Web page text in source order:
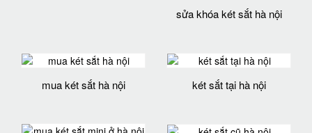
sửa khóa két sắt hà nội
mua két sắt hà nội két sắt tại hà nội